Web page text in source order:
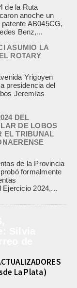
de la Ruta
anoche un
AB045CG,
Benz,...
ASUMIO LA
ROTARY
Yrigoyen
presidencia del
Jeremías
DEL
DE LOBOS
EL TRIBUNAL
de la Provincia
formalmente
Ejercicio 2024,...
La Plata)